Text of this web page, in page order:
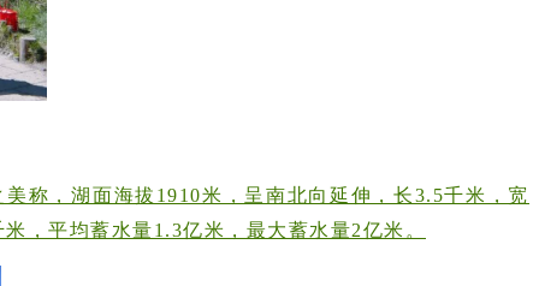
称，湖面海拔1910米，呈南北向延伸，长3.5千米，宽
，平均蓄水量1.3亿米，最大蓄水量2亿米。